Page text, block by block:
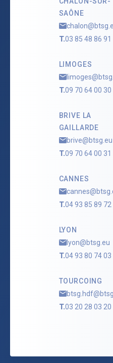
SAÔNE
T.03 85 48 86 91
LIMOGES
T.09 70 64 00 30
BRIVE LA
GAILLARDE
brive@btsg.eu
T.09 70 64 00 31
CANNES
T.04 93 85 89 72
LYON
lyon@btsg.eu
T.04 93 80 74 03
TOURCOING
T.03 20 28 03 20